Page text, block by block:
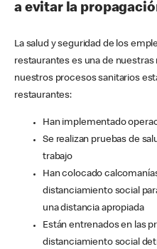
a evitar la
La salud y seguridad de los
restaurantes es una de
nuestros procesos sanitarios
restaurantes:
Han implementado
Se realizan pruebas de
trabajo
Han colocado
distanciamiento social
una distancia apropiada
Están entrenados en las
distanciamiento social